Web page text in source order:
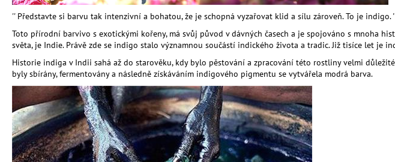
'' Představte si barvu tak intenzivní a bohatou, že je schopná vyzařovat klid a sílu zároveň. To je indigo.
Toto přírodní barvivo s exotickými kořeny, má svůj původ v dávných časech a je spojováno s mnoha
světa, je Indie. Právě zde se indigo stalo významnou součástí indického života a tradic. Již tisíce let je
Historie indiga v Indii sahá až do starověku, kdy bylo pěstování a zpracování této rostliny velmi
byly sbírány, fermentovány a následně získáváním indigového pigmentu se vytvářela modrá barva.